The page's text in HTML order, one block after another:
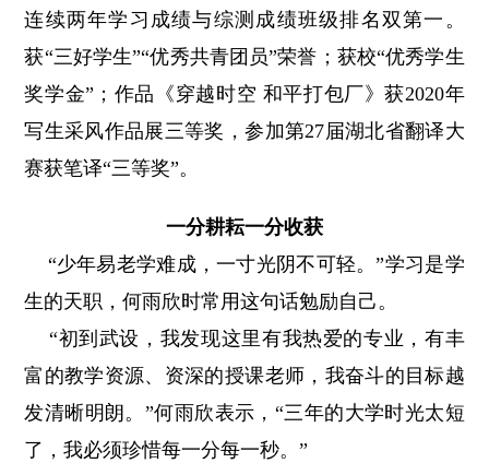
连续两年学习成绩与综测成绩班级排名双第一。
获“三好学生”“优秀共青团员”荣誉；获校“优秀学生
奖学金”；作品《穿越时空 和平打包厂》获2020年
写生采风作品展三等奖，参加第27届湖北省翻译大
赛获笔译“三等奖”。
一分耕耘一分收获
“少年易老学难成，一寸光阴不可轻。”学习是学
生的天职，何雨欣时常用这句话勉励自己。
“初到武设，我发现这里有我热爱的专业，有丰
富的教学资源、资深的授课老师，我奋斗的目标越
发清晰明朗。”何雨欣表示，“三年的大学时光太短
了，我必须珍惜每一分每一秒。”